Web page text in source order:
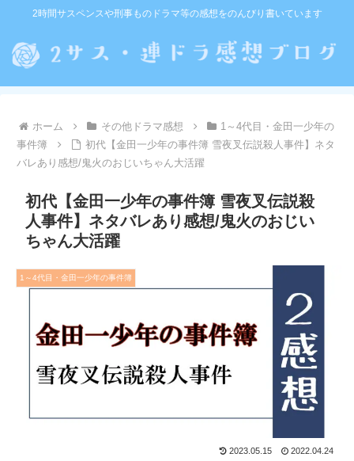
2時間サスペンスや刑事ものドラマ等の感想をのんびり書いています
ホーム その他ドラマ感想
1～4代目・金田一少年の
事件簿
初代【金田一少年の事件簿 雪夜叉伝説殺人事件】ネタ
バレあり感想/鬼火のおじいちゃん大活躍
初代【金田一少年の事件簿 雪夜叉伝説殺
人事件】ネタバレあり感想/鬼火のおじい
ちゃん大活躍
1～4代目・金田一少年の事件簿
2023.05.15 2022.04.24